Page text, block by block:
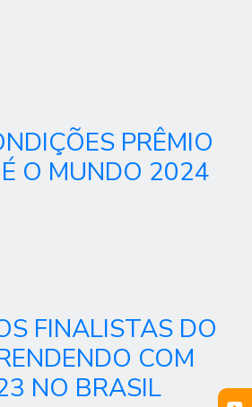
PRÊMIO
O MUNDO 2024
FINALISTAS DO
COM
NO BRASIL